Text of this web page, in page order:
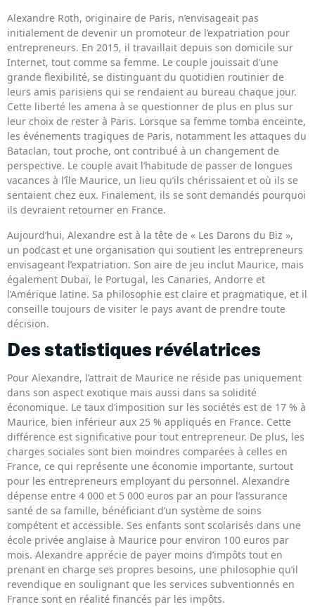
Alexandre Roth, originaire de Paris, n’envisageait pas
initialement de devenir un promoteur de l’expatriation pour
entrepreneurs. En 2015, il travaillait depuis son domicile sur
Internet, tout comme sa femme. Le couple jouissait d’une
grande flexibilité, se distinguant du quotidien routinier de
leurs amis parisiens qui se rendaient au bureau chaque jour.
Cette liberté les amena à se questionner de plus en plus sur
leur choix de rester à Paris. Lorsque sa femme tomba enceinte,
les événements tragiques de Paris, notamment les attaques du
Bataclan, tout proche, ont contribué à un changement de
perspective. Le couple avait l’habitude de passer de longues
vacances à l’île Maurice, un lieu qu’ils chérissaient et où ils se
sentaient chez eux. Finalement, ils se sont demandés pourquoi
ils devraient retourner en France.
Aujourd’hui, Alexandre est à la tête de « Les Darons du Biz »,
un podcast et une organisation qui soutient les entrepreneurs
envisageant l’expatriation. Son aire de jeu inclut Maurice, mais
également Dubaï, le Portugal, les Canaries, Andorre et
l’Amérique latine. Sa philosophie est claire et pragmatique, et il
conseille toujours de visiter le pays avant de prendre toute
décision.
Des statistiques révélatrices
Pour Alexandre, l’attrait de Maurice ne réside pas uniquement
dans son aspect exotique mais aussi dans sa solidité
économique. Le taux d’imposition sur les sociétés est de 17 % à
Maurice, bien inférieur aux 25 % appliqués en France. Cette
différence est significative pour tout entrepreneur. De plus, les
charges sociales sont bien moindres comparées à celles en
France, ce qui représente une économie importante, surtout
pour les entrepreneurs employant du personnel. Alexandre
dépense entre 4 000 et 5 000 euros par an pour l’assurance
santé de sa famille, bénéficiant d’un système de soins
compétent et accessible. Ses enfants sont scolarisés dans une
école privée anglaise à Maurice pour environ 100 euros par
mois. Alexandre apprécie de payer moins d’impôts tout en
prenant en charge ses propres besoins, une philosophie qu’il
revendique en soulignant que les services subventionnés en
France sont en réalité financés par les impôts.